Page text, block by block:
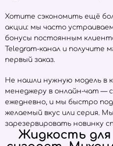
Хотите сэкономить ещё
акции: мы часто
бонусы постоянным
Telegram-канал и получите
первый заказ.
Не нашли нужную модель в
менеджеру в онлайн-чат —
ежедневно, и мы быстро
желаемый вкус или серия.
зарезервировать новинку
Жидкость